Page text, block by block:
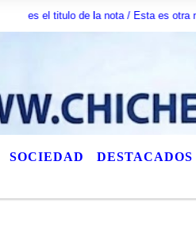
de la nota / Esta es otra nota /
SOCIEDAD DESTACADOS